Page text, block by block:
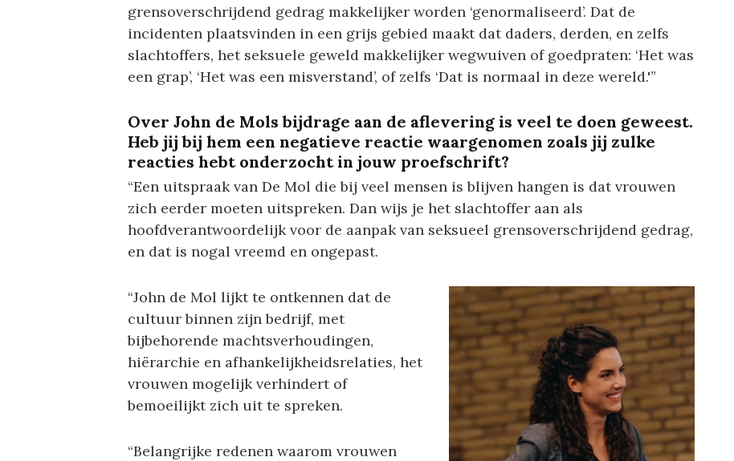
grensoverschrijdend gedrag makkelijker worden ‘genormaliseerd’. Dat de
incidenten plaatsvinden in een grijs gebied maakt dat daders, derden, en zelfs
slachtoffers, het seksuele geweld makkelijker wegwuiven of goedpraten: ‘Het was
een grap’, ‘Het was een misverstand’, of zelfs ‘Dat is normaal in deze wereld.'”
Over John de Mols bijdrage aan de aflevering is veel te doen geweest.
Heb jij bij hem een negatieve reactie waargenomen zoals jij zulke
reacties hebt onderzocht in jouw proefschrift?
“Een uitspraak van De Mol die bij veel mensen is blijven hangen is dat vrouwen
zich eerder moeten uitspreken. Dan wijs je het slachtoffer aan als
hoofdverantwoordelijk voor de aanpak van seksueel grensoverschrijdend gedrag,
en dat is nogal vreemd en ongepast.
“John de Mol lijkt te ontkennen dat de
cultuur binnen zijn bedrijf, met
bijbehorende machtsverhoudingen,
hiërarchie en afhankelijkheidsrelaties, het
vrouwen mogelijk verhindert of
bemoeilijkt zich uit te spreken.
“Belangrijke redenen waarom vrouwen